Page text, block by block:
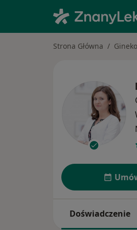
Strona Główna
Doświadczenie